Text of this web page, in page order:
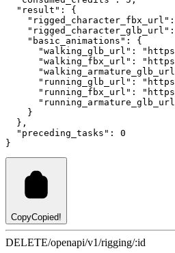
"result" :
{
"rigged_character_fbx_url" :
"rigged_character_glb_url" :
"basic_animations" :
{
"walking_glb_url" :
"walking_fbx_url" :
"running_glb_url" :
"running_fbx_url" :
    }
  }
,
"preceding_tasks" :
0
}
CopyCopied!
DELETE/openapi/v1/rigging/:id